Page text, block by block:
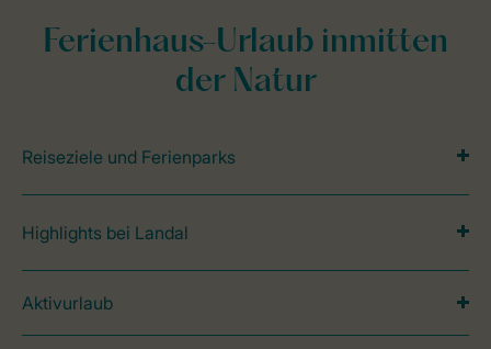
Ferienhaus-Urlaub inmitten
der Natur
Reiseziele und Ferienparks
Highlights bei Landal
Aktivurlaub